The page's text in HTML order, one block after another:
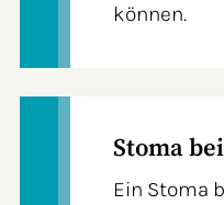
können.
Stoma
Ein Stoma